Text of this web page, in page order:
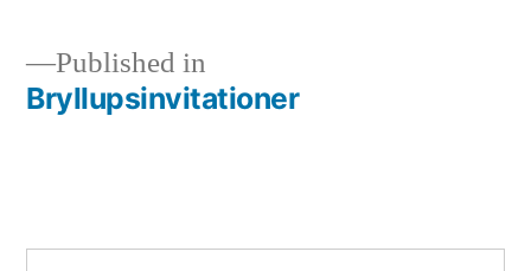
Indlægsnavigation
Published in
Bryllupsinvitationer